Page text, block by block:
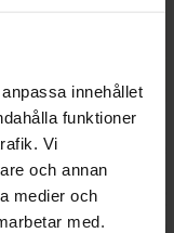
innehållet
funktioner
Vi
och annan
medier och
med.
Yums Crunch